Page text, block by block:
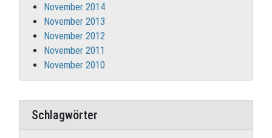
November 2014
November 2013
November 2012
November 2011
November 2010
Schlagwörter